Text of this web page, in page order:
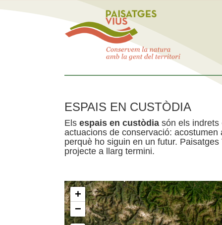
ESPAIS EN CUSTÒDIA
Els espais en custòdia són els indrets
actuacions de conservació:
perquè ho siguin en un futur.
projecte a llarg termini.
+
−